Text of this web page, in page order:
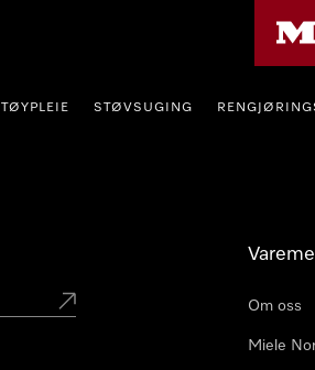
TØYPLEIE STØVSUGING
Om oss
Miele